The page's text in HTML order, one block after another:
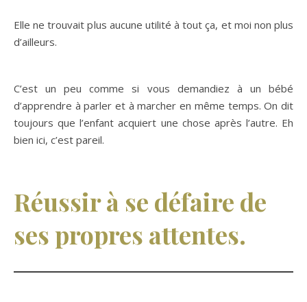
Elle ne trouvait plus aucune utilité à tout ça, et moi non plus
d’ailleurs.
C’est un peu comme si vous demandiez à un bébé
d’apprendre à parler et à marcher en même temps. On dit
toujours que l’enfant acquiert une chose après l’autre. Eh
bien ici, c’est pareil.
Réussir à se défaire de
ses propres attentes.